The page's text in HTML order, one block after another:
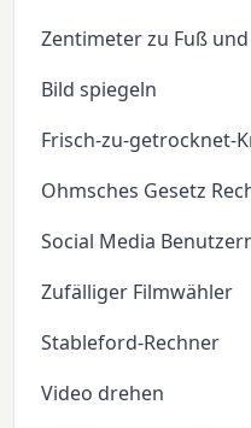
Zentimeter zu Fuß
Bild spiegeln
Frisch-zu-getrocknet-
Ohmsches Gesetz
Social Media
Zufälliger Filmwähler
Stableford-Rechner
Video drehen